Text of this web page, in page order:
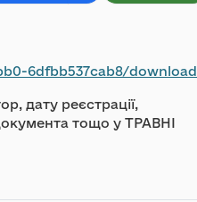
services_05.2026.csv
дату реєстрації,
тощо у ТРАВНІ